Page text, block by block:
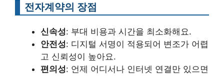
전자계약의 장점
신속성: 부대 비용과 시간을 최소화해요.
안전성: 디지털 서명이 적용되어 변조가 어렵
고 신뢰성이 높아요.
편의성: 언제 어디서나 인터넷 연결만 있으면